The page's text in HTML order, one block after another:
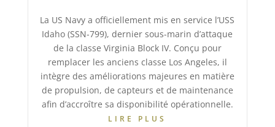
La US Navy a officiellement mis en service l’USS
Idaho (SSN-799), dernier sous-marin d’attaque
de la classe Virginia Block IV. Conçu pour
remplacer les anciens classe Los Angeles, il
intègre des améliorations majeures en matière
de propulsion, de capteurs et de maintenance
afin d’accroître sa disponibilité opérationnelle.
LIRE PLUS